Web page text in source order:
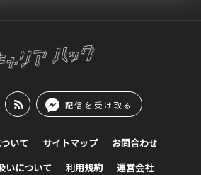
配信を受け取る
いて サイトマップ お問合わせ
いについて 利用規約 運営会社